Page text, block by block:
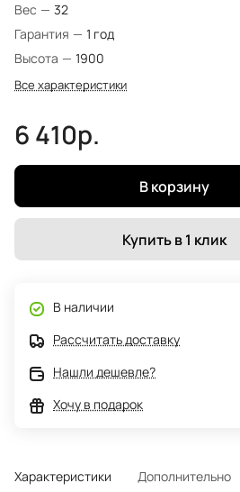
Вес — 32
Гарантия — 1 год
Высота — 1900
Все характеристики
6 410р.
В корзину
Купить в 1 клик
В наличии
Рассчитать доставку
Нашли дешевле?
Хочу в подарок
Характеристики Дополнительно